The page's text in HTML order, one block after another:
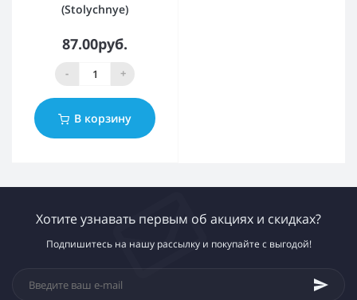
(Stolychnye)
87.00руб.
- +
В корзину
Хотите узнавать первым об акциях и скидках?
Подпишитесь на нашу рассылку и покупайте с выгодой!